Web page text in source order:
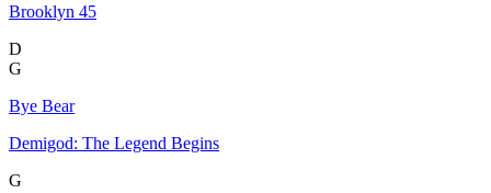
Brooklyn 45
D
G
Bye Bear
Demigod: The Legend Begins
G